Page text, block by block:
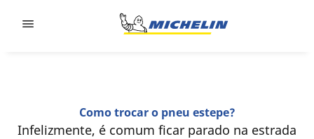
Como trocar o pneu estepe?
Infelizmente, é comum ficar parado na estrada